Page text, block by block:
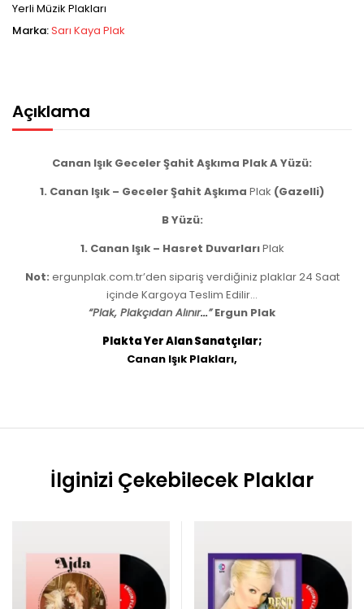
Yerli Müzik Plakları
Marka:Sarı Kaya Plak
Açıklama
Canan Işık Geceler Şahit Aşkıma Plak A Yüzü:
1. Canan Işık – Geceler Şahit Aşkıma Plak (Gazelli)
B Yüzü:
1. Canan Işık – Hasret DuvarlarıPlak
Not: ergunplak.com.tr’den sipariş verdiğiniz plaklar 24 Saat
içinde Kargoya Teslim Edilir…
“Plak, Plakçıdan Alınır...”Ergun Plak
Plakta Yer Alan Sanatçılar;
Canan Işık Plakları,
İlginizi Çekebilecek Plaklar